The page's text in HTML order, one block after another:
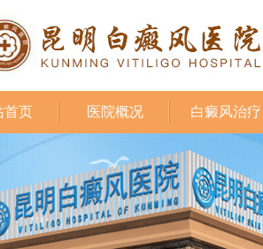
首页 医院概况 白癜风治疗